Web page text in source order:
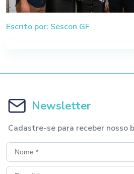
Escrito por: Sescon GF
Newsletter
Cadastre-se para receber